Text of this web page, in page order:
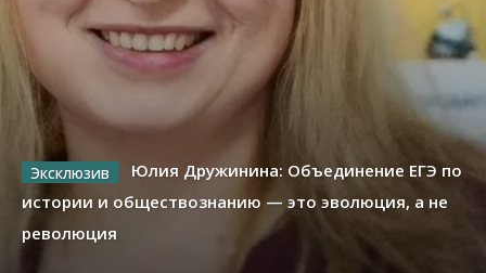
Юлия Дружинина: Объединение ЕГЭ по
истории и обществознанию — это эволюция, а не
революция